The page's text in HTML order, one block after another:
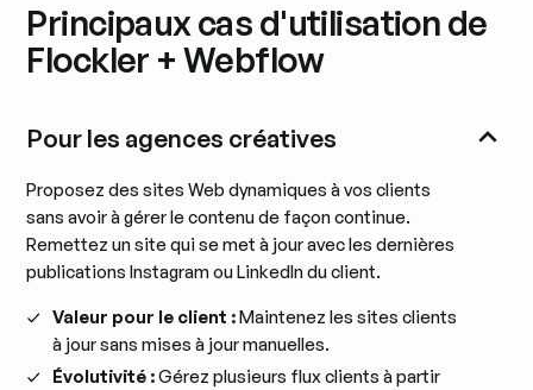
Principaux cas d'utilisation de
Flockler + Webflow
Pour les agences créatives
Proposez des sites Web dynamiques à vos clients
sans avoir à gérer le contenu de façon continue.
Remettez un site qui se met à jour avec les dernières
publications Instagram ou LinkedIn du client.
Valeur pour le client :Maintenez les sites clients
à jour sans mises à jour manuelles.
Évolutivité :Gérez plusieurs flux clients à partir